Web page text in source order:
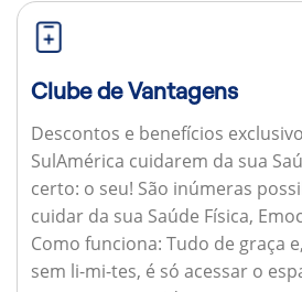
Clube de Vantagens
Descontos e benefícios
SulAmérica cuidarem da sua
certo: o seu! São inúmeras
cuidar da sua Saúde Física,
Como funciona: Tudo de graça
sem li-mi-tes, é só acessar o